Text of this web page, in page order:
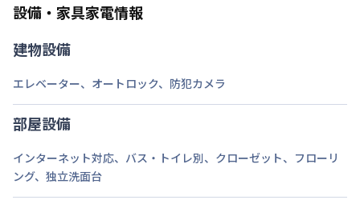
設備・家具家電情報
建物設備
エレベーター、 オートロック、 防犯カメラ
部屋設備
インターネット対応、 バス・トイレ別、 クローゼット、 フローリ
ング、 独立洗面台